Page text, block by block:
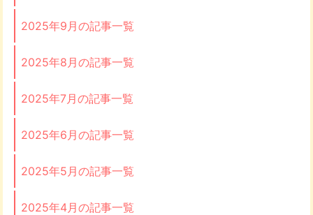
2025年9月の記事一覧
2025年8月の記事一覧
2025年7月の記事一覧
2025年6月の記事一覧
2025年5月の記事一覧
2025年4月の記事一覧